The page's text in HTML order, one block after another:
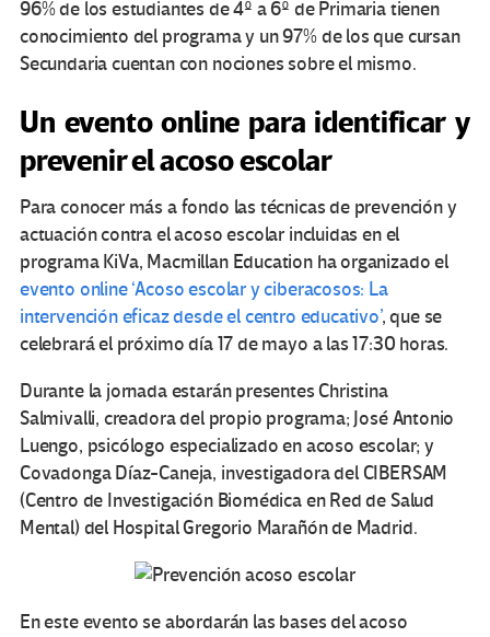
96% de los estudiantes de 4º a 6º de Primaria tienen
conocimiento del programa y un 97% de los que cursan
Secundaria cuentan con nociones sobre el mismo.
Un evento online para identificar y
prevenir el acoso escolar
Para conocer más a fondo las técnicas de prevención y
actuación contra el acoso escolar incluidas en el
programa KiVa, Macmillan Education ha organizado el
evento online ‘Acoso escolar y ciberacosos: La
intervención eficaz desde el centro educativo’, que se
celebrará el próximo día 17 de mayo a las 17:30 horas.
Durante la jornada estarán presentes Christina
Salmivalli, creadora del propio programa; José Antonio
Luengo, psicólogo especializado en acoso escolar; y
Covadonga Díaz-Caneja, investigadora del CIBERSAM
(Centro de Investigación Biomédica en Red de Salud
Mental) del Hospital Gregorio Marañón de Madrid.
En este evento se abordarán las bases del acoso